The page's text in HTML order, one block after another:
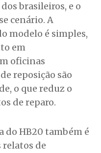
brasileiros, e o
cenário. A
modelo é simples,
em
oficinas
reposição são
o que reduz o
de reparo.
do HB20 também é
relatos de